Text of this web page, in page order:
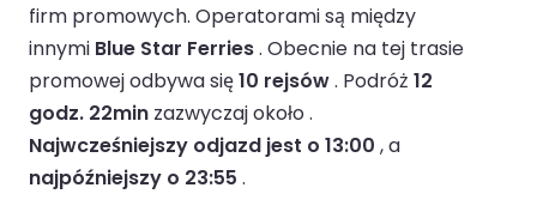
firm promowych. Operatorami są między
innymi Blue Star Ferries. Obecnie na tej trasie
promowej odbywa się10 rejsów. Podróż 12
godz. 22min zazwyczaj około .
Najwcześniejszy odjazd jest o 13:00 , a
najpóźniejszy o 23:55 .